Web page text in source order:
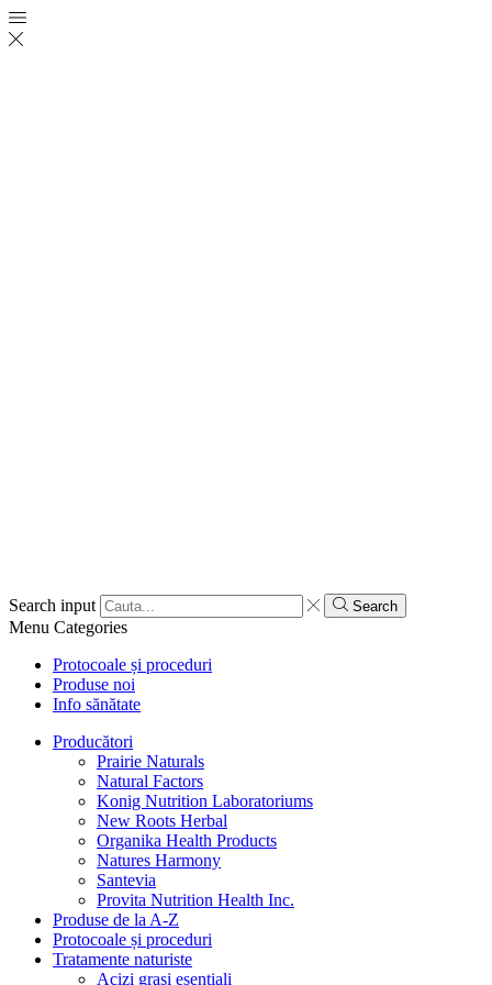
Search input Search
Menu Categories
Protocoale și proceduri
Produse noi
Info sănătate
Producători
Prairie Naturals
Natural Factors
Konig Nutrition Laboratoriums
New Roots Herbal
Organika Health Products
Natures Harmony
Santevia
Provita Nutrition Health Inc.
Produse de la A-Z
Protocoale și proceduri
Tratamente naturiste
Acizi grași esențiali